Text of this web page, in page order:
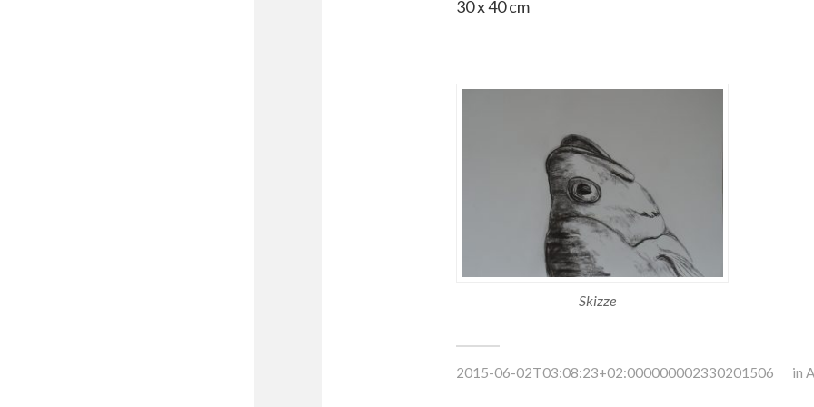
30 x 40 cm
Skizze
2015-06-02T03:08:23+02:000000002330201506 in